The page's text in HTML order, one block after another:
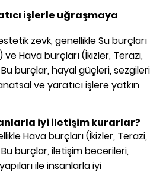
işlerle uğraşmaya
zevk, genellikle Su burçları
ve Hava burçları (İkizler, Terazi,
Bu burçlar, hayal güçleri, sezgileri
ve yaratıcı işlere yatkın
iyi iletişim kurarlar?
Hava burçları (İkizler, Terazi,
burçlar, iletişim becerileri,
ile insanlarla iyi